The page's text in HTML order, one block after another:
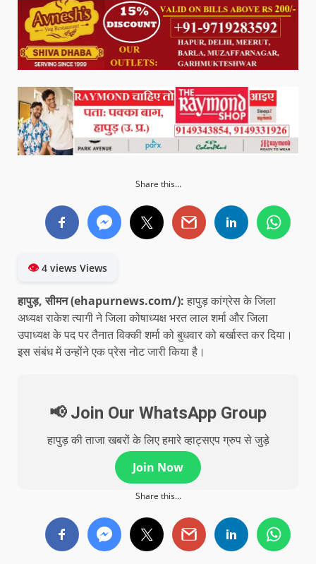
Share this...
👁4 views Views
हापुड़, सीमन (ehapurnews.com/): हापुड़ कांग्रेस के जिला
अध्यक्ष राकेश त्यागी ने जिला कोषाध्यक्ष भरत लाल शर्मा और जिला
उपाध्यक्ष के पद पर तैनात विक्की शर्मा को बुधवार को बर्खास्त कर दिया।
इस संबंध में उन्होंने एक प्रेस नोट जारी किया है।
📢 Join Our WhatsApp Group
हापुड़ की ताजा खबरों के लिए हमारे व्हाट्सएप ग्रुप से जुड़े
Join Now
Share this...